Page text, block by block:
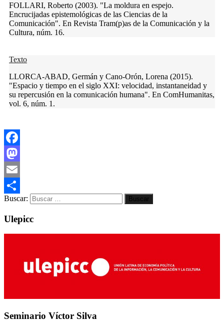
FOLLARI, Roberto (2003). "La moldura en espejo.
Encrucijadas epistemológicas de las Ciencias de la
Comunicación". En Revista Tram(p)as de la Comunicación y la
Cultura, núm. 16.
Texto
LLORCA-ABAD, Germán y Cano-Orón, Lorena (2015).
"Espacio y tiempo en el siglo XXI: velocidad, instantaneidad y
su repercusión en la comunicación humana". En ComHumanitas,
vol. 6, núm. 1.
Facebook
Mastodon
Email
Compartir
Buscar:
Ulepicc
Seminario Víctor Silva